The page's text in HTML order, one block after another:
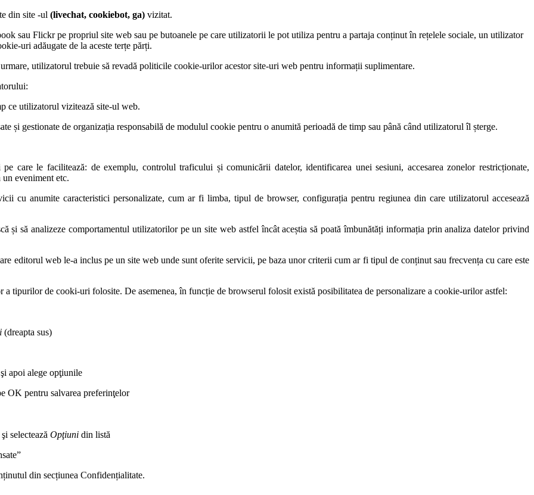
din site -ul (livechat, cookiebot, ga) vizitat.
sau Flickr pe propriul site web sau pe butoanele pe care utilizatorii le pot utiliza pentru a partaja conținut în rețelele sociale, un utilizator
uri adăugate de la aceste terțe părți.
utilizatorul trebuie să revadă politicile cookie-urilor acestor site-uri web pentru informații suplimentare.
ce utilizatorul vizitează site-ul web.
și gestionate de organizația responsabilă de modulul cookie pentru o anumită perioadă de timp sau până când utilizatorul îl șterge.
care le facilitează: de exemplu, controlul traficului și comunicării datelor, identificarea unei sesiuni, accesarea zonelor restricționate,
eveniment etc.
cu anumite caracteristici personalizate, cum ar fi limba, tipul de browser, configurația pentru regiunea din care utilizatorul accesează
și să analizeze comportamentul utilizatorilor pe un site web astfel încât aceștia să poată îmbunătăți informația prin analiza datelor privind
editorul web le-a inclus pe un site web unde sunt oferite servicii, pe baza unor criterii cum ar fi tipul de conținut sau frecvența cu care este
a tipurilor de cooki-uri folosite. De asemenea, în funcție de browserul folosit există posibilitatea de personalizare a cookie-urilor astfel:
(dreapta sus)
şi apoi alege opţiunile
OK pentru salvarea preferinţelor
selectează Opţiuni din listă
din secțiunea Confidențialitate.